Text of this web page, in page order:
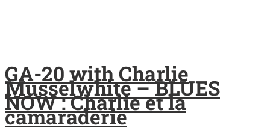
GA-20 with Charlie
Musselwhite – BLUES
NOW : Charlie et la
camaraderie